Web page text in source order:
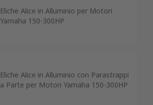
Eliche Alice in Alluminio per Motori
Yamaha 150-300HP
Eliche Alice in Alluminio con Parastrappi
a Parte per Motori Yamaha 150-300HP